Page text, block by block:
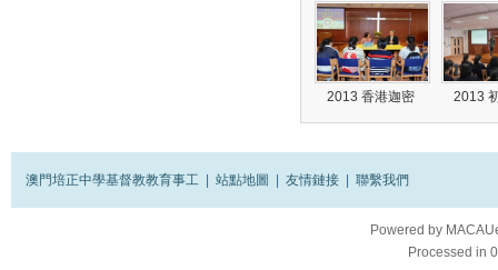
2013 香港迦密 2013
澳門培正中學基督教教育事工 站點地圖 友情鏈接 聯繫我們
Powered by
Processed in